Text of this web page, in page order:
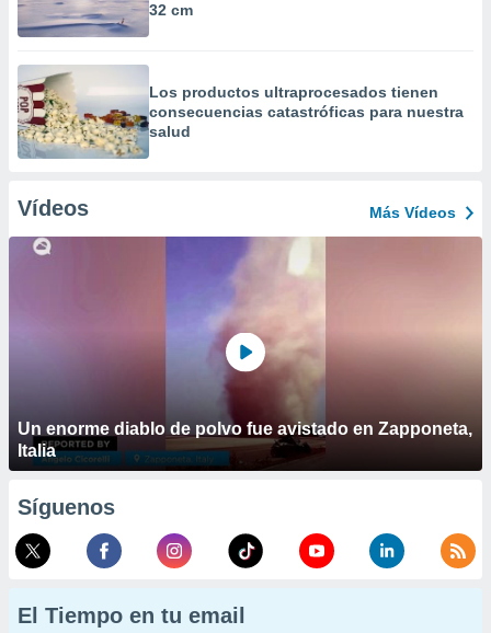
32 cm
Los productos ultraprocesados ​​tienen
consecuencias catastróficas para nuestra
salud
Vídeos Más Vídeos
Un enorme diablo de polvo fue avistado en Zapponeta,
Italia
Síguenos
El Tiempo en tu email